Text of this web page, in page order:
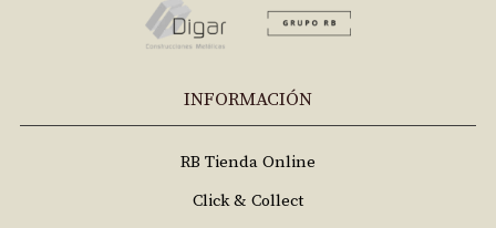
INFORMACIÓN
RB Tienda Online
Click & Collect